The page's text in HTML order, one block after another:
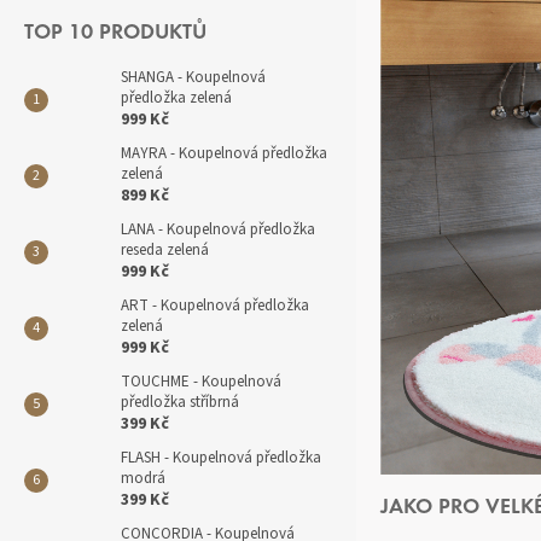
TOP 10 PRODUKTŮ
SHANGA - Koupelnová
předložka zelená
999 Kč
MAYRA - Koupelnová předložka
zelená
899 Kč
LANA - Koupelnová předložka
reseda zelená
999 Kč
ART - Koupelnová předložka
zelená
999 Kč
TOUCHME - Koupelnová
předložka stříbrná
399 Kč
FLASH - Koupelnová předložka
modrá
399 Kč
CONCORDIA - Koupelnová
JAKO PRO